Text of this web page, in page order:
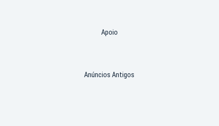
Apoio
Anúncios Antigos